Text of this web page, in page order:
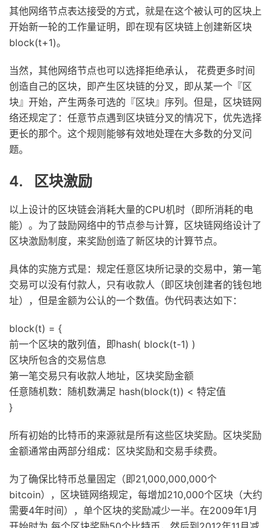
其他网络节点表达接受的方式，就是在这个被认可的区块上
开始新一轮的工作量证明，即在现有区块链上创建新区块
block(t+1)。
当然，其他网络节点也可以选择拒绝承认， 花费更多时间
创造自己的区块，即产生区块链的分叉，即从某一个『区
块』开始，产生两条可选的『区块』序列。但是，区块链网
络还规定了：任意节点遇到区块链分叉的情况下，优先选择
更长的那个。这个规则能够有效地处理在大多数的分叉问
题。
4. 区块激励
以上设计的区块链会消耗大量的CPU机时（即所消耗的电
能）。为了鼓励网络中的节点参与计算，区块链网络设计了
区块激励制度，来奖励创造了新区块的计算节点。
具体的实施方式是：规定任意区块所记录的交易中，第一笔
交易可以没有付款人，只有收款人（即区块创建者的钱包地
址），但是金额为公认的一个数值。伪代码表达如下：
block(t) = {
前一个区块的散列值，即hash( block(t-1) )
区块所包含的交易信息
第一笔交易只有收款人地址，区块奖励金额
任意随机数：随机数满足 hash(block(t)) < 特定值
}
所有初始的比特币的来源就是所有这些区块奖励。区块奖励
金额通常由两部分组成：区块奖励和交易手续费。
为了确保比特币总量固定（即21,000,000,000个
bitcoin），区块链网络规定，每增加210,000个区块（大约
需要4年时间），单个区块的奖励减少一半。在2009年1月